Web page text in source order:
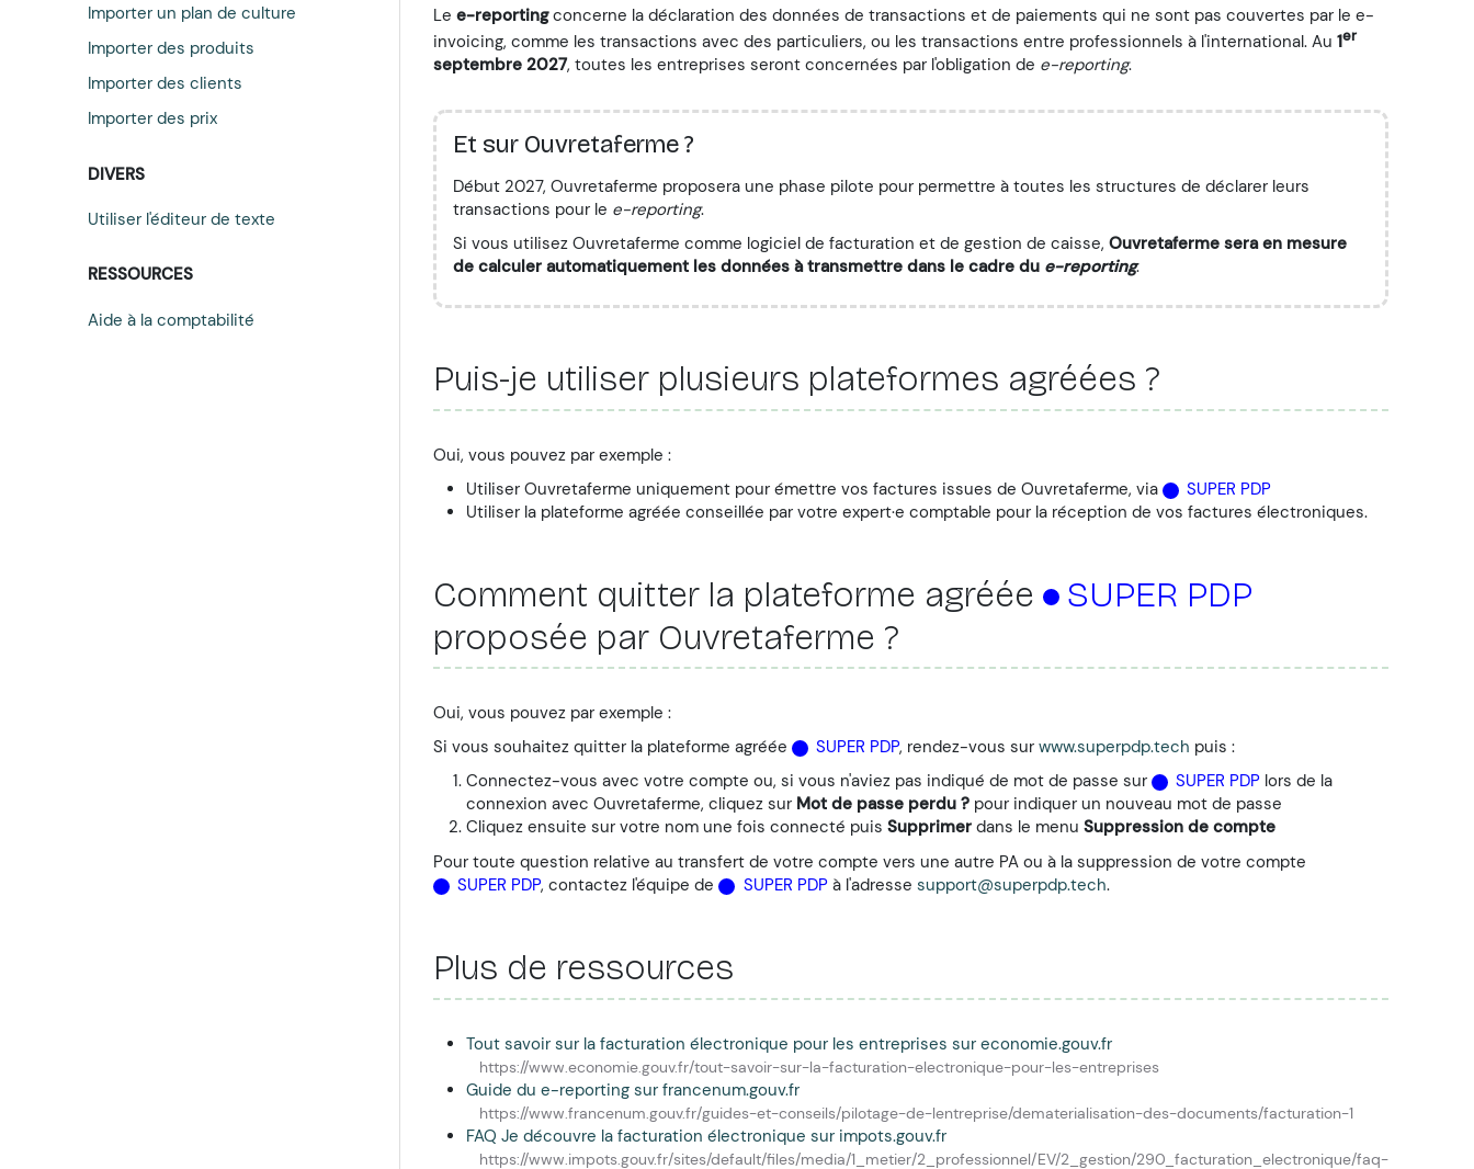
Importer un plan de culture
Importer des produits
Importer des clients
Importer des prix
DIVERS
Utiliser l'éditeur de texte
RESSOURCES
Aide à la comptabilité
Le e-reportingconcerne la déclaration des données de transactions et de paiements qui ne sont pas couvertes par le e-
invoicing, comme les transactions avec des particuliers, ou les transactions entre professionnels à l'international. Au 1er
septembre 2027, toutes les entreprises seront concernées par l'obligation de e-reporting.
Et sur Ouvretaferme ?
Début 2027, Ouvretaferme proposera une phase pilote pour permettre à toutes les structures de déclarer leurs
transactions pour le e-reporting.
Si vous utilisez Ouvretaferme comme logiciel de facturation et de gestion de caisse, Ouvretaferme sera en mesure
de calculer automatiquement les données à transmettre dans le cadre du e-reporting.
Puis-je utiliser plusieurs plateformes agréées ?
Oui, vous pouvez par exemple :
Utiliser Ouvretaferme uniquement pour émettre vos factures issues de Ouvretaferme, via
SUPER PDP
Utiliser la plateforme agréée conseillée par votre expert·e comptable pour la réception de vos factures électroniques.
Comment quitter la plateforme agréée
SUPER PDP
proposée par Ouvretaferme ?
Oui, vous pouvez par exemple :
Si vous souhaitez quitter la plateforme agréée
SUPER PDP, rendez-vous sur www.superpdp.tech puis :
Connectez-vous avec votre compte ou, si vous n'aviez pas indiqué de mot de passe sur
SUPER PDP lors de la
connexion avec Ouvretaferme, cliquez sur Mot de passe perdu ?pour indiquer un nouveau mot de passe
Cliquez ensuite sur votre nom une fois connecté puis Supprimerdans le menu Suppression de compte
Pour toute question relative au transfert de votre compte vers une autre PA ou à la suppression de votre compte
SUPER PDP, contactez l'équipe de SUPER PDP à l'adresse support@superpdp.tech.
Plus de ressources
Tout savoir sur la facturation électronique pour les entreprises sur economie.gouv.fr
https://www.economie.gouv.fr/tout-savoir-sur-la-facturation-electronique-pour-les-entreprises
Guide du e-reporting sur francenum.gouv.fr
https://www.francenum.gouv.fr/guides-et-conseils/pilotage-de-lentreprise/dematerialisation-des-documents/facturation-1
FAQ Je découvre la facturation électronique sur impots.gouv.fr
https://www.impots.gouv.fr/sites/default/files/media/1_metier/2_professionnel/EV/2_gestion/290_facturation_electronique/faq-